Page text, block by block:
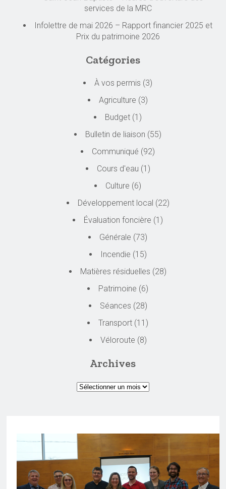
services de la MRC
Infolettre de mai 2026 – Rapport financier 2025 et
Prix du patrimoine 2026
Catégories
À vos permis (3)
Agriculture (3)
Budget (1)
Bulletin de liaison (55)
Communiqué (92)
Cours d'eau (1)
Culture (6)
Développement local (22)
Évaluation foncière (1)
Générale (73)
Incendie (15)
Matières résiduelles (28)
Patrimoine (6)
Séances (28)
Transport (11)
Véloroute (8)
Archives